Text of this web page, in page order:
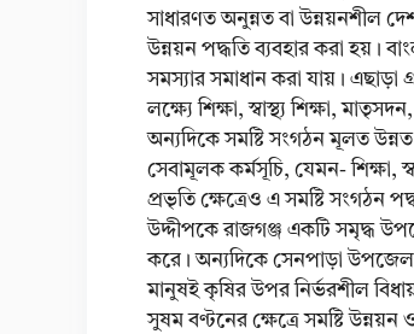
সাধারণত অনুন্নত বা উন্নয়নশীল
উন্নয়ন পদ্ধতি ব্যবহার করা হয়।
সমস্যার সমাধান করা যায়। এছাড়া
লক্ষ্যে শিক্ষা, স্বাস্থ্য শিক্ষা,
অন্যদিকে সমষ্টি সংগঠন মূলত উন্নত
সেবামূলক কর্মসূচি, যেমন- শিক্ষা,
প্রভৃতি ক্ষেত্রেও এ সমষ্টি সংগঠন
উদ্দীপকে রাজগঞ্জ একটি সমৃদ্ধ
করে। অন্যদিকে সেনপাড়া
মানুষই কৃষির উপর নির্ভরশীল
সুষম বণ্টনের ক্ষেত্রে সমষ্টি